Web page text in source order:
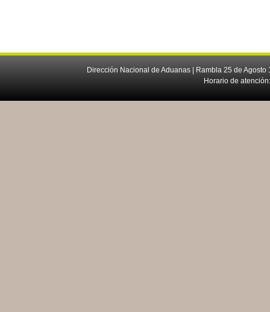
Dirección Nacional de Aduanas | Rambla 25 de
Horario de